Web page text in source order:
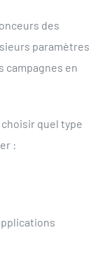
des
paramètres
campagnes en
quel type
: